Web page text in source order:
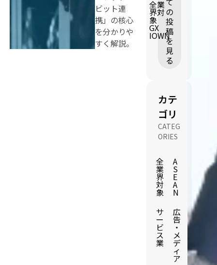
ビット連
携」の核心
を分かりや
すく解説。
全業
界対
象
GX
IOWN
の
投
稿
を
見
る
カテ
ゴリ
CATEG
ORIES
全
業
界
対
象
A
S
E
A
N
サ
ー
ビ
ス
業
広
告
・
メ
デ
ィ
ア